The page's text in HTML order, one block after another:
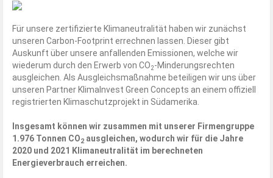
Für unsere zertifizierte Klimaneutralität haben wir zunächst
unseren Carbon-Footprint errechnen lassen. Dieser gibt
Auskunft über unsere anfallenden Emissionen, welche wir
wiederum durch den Erwerb von CO2-Minderungsrechten
ausgleichen. Als Ausgleichsmaßnahme beteiligen wir uns über
unseren Partner KlimaInvest Green Concepts an einem offiziell
registrierten Klimaschutzprojekt in Südamerika.
Insgesamt können wir zusammen mit unserer Firmengruppe
1.976 Tonnen CO2 ausgleichen, wodurch wir für die Jahre
2020 und 2021 Klimaneutralität im berechneten
Energieverbrauch erreichen.